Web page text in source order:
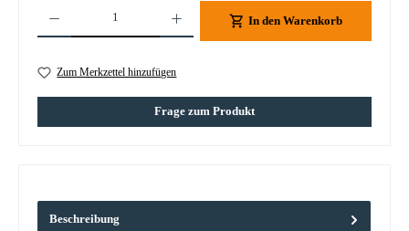
In den Warenkorb
Zum Merkzettel hinzufügen
Frage zum Produkt
Beschreibung